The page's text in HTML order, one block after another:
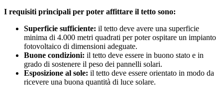
I requisiti principali per poter affittare il tetto sono:
Superficie sufficiente: il tetto deve avere una superficie
minima di 4.000 metri quadrati per poter ospitare un impianto
fotovoltaico di dimensioni adeguate.
Buone condizioni: il tetto deve essere in buono stato e in
grado di sostenere il peso dei pannelli solari.
Esposizione al sole: il tetto deve essere orientato in modo da
ricevere una buona quantità di luce solare.